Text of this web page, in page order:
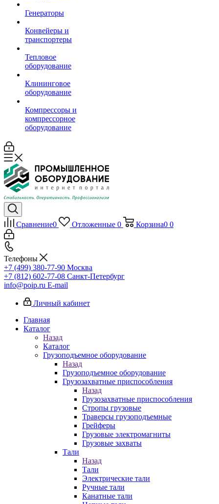
Генераторы
Конвейеры и
транспортеры
Тепловое
оборудование
Клининговое
оборудование
Компрессоры и
компрессорное
оборудование
Сравнение0 Отложенные 0 Корзина0 0
Телефоны
+7 (499) 380-77-90 Москва
+7 (812) 602-77-08 Санкт-Петербург
info@poip.ru E-mail
Личный кабинет
Главная
Каталог
Назад
Каталог
Грузоподъемное оборудование
Назад
Грузоподъемное оборудование
Грузозахватные приспособления
Назад
Грузозахватные приспособления
Стропы грузовые
Траверсы грузоподъемные
Грейферы
Грузовые электромагниты
Грузовые захваты
Тали
Назад
Тали
Электрические тали
Ручные тали
Канатные тали